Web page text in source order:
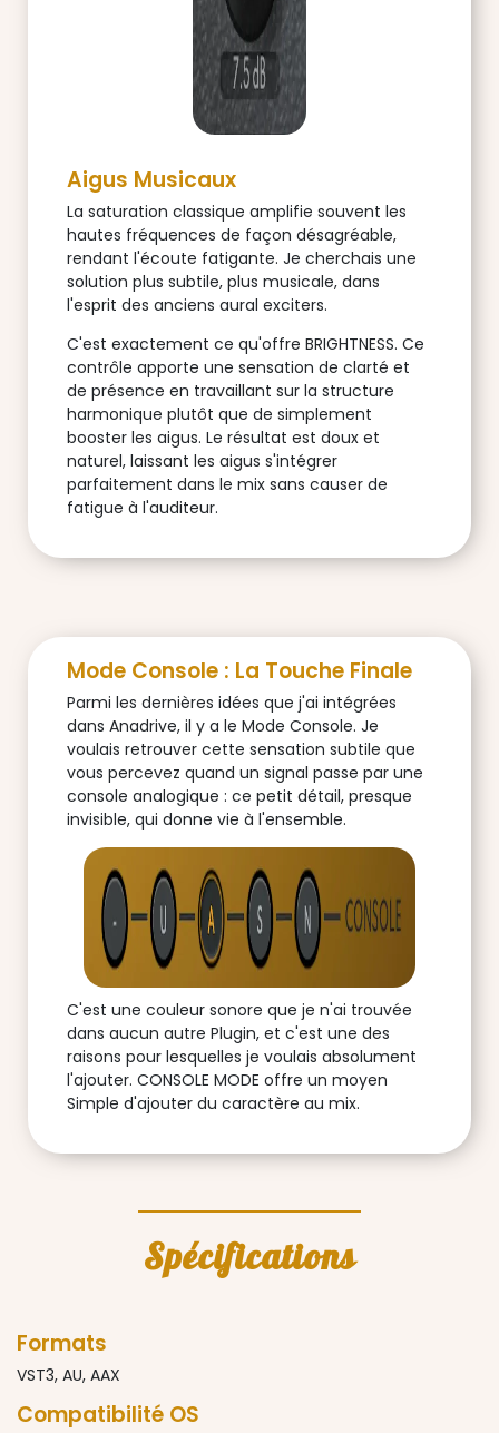
Aigus Musicaux
La saturation classique amplifie souvent les
hautes fréquences de façon désagréable,
rendant l'écoute fatigante. Je cherchais une
solution plus subtile, plus musicale, dans
l'esprit des anciens aural exciters.
C'est exactement ce qu'offre BRIGHTNESS. Ce
contrôle apporte une sensation de clarté et
de présence en travaillant sur la structure
harmonique plutôt que de simplement
booster les aigus. Le résultat est doux et
naturel, laissant les aigus s'intégrer
parfaitement dans le mix sans causer de
fatigue à l'auditeur.
Mode Console : La Touche Finale
Parmi les dernières idées que j'ai intégrées
dans Anadrive, il y a le Mode Console. Je
voulais retrouver cette sensation subtile que
vous percevez quand un signal passe par une
console analogique : ce petit détail, presque
invisible, qui donne vie à l'ensemble.
C'est une couleur sonore que je n'ai trouvée
dans aucun autre Plugin, et c'est une des
raisons pour lesquelles je voulais absolument
l'ajouter. CONSOLE MODE offre un moyen
Simple d'ajouter du caractère au mix.
Spécifications
Formats
VST3, AU, AAX
Compatibilité OS